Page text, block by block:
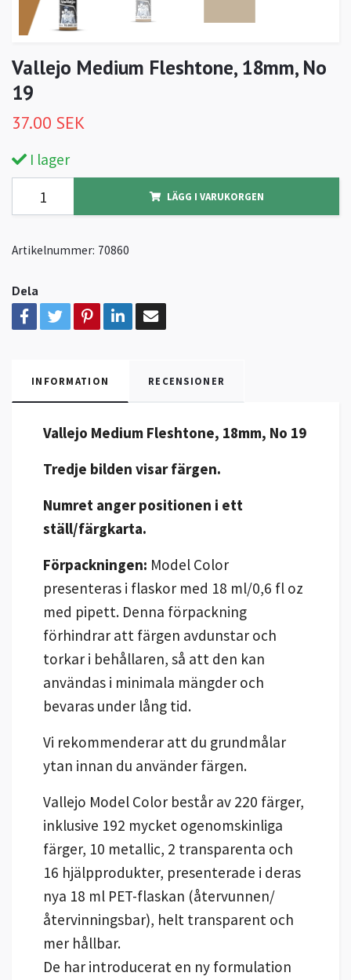
Vallejo Medium Fleshtone, 18mm, No
19
37.00 SEK
I lager
LÄGG I VARUKORGEN
Artikelnummer: 70860
Dela
INFORMATION RECENSIONER
Vallejo Medium Fleshtone, 18mm, No 19
Tredje bilden visar färgen.
Numret anger positionen i ett
ställ/färgkarta.
Förpackningen: Model Color
presenteras i flaskor med 18 ml/0,6 fl oz
med pipett. Denna förpackning
förhindrar att färgen avdunstar och
torkar i behållaren, så att den kan
användas i minimala mängder och
bevaras under lång tid.
Vi rekommenderar att du grundmålar
ytan innan du använder färgen.
Vallejo Model Color består av 220 färger,
inklusive 192 mycket ogenomskinliga
färger, 10 metallic, 2 transparenta och
16 hjälpprodukter, presenterade i deras
nya 18 ml PET-flaskan (återvunnen/
återvinningsbar), helt transparent och
mer hållbar.
De har introducerat en ny formulation